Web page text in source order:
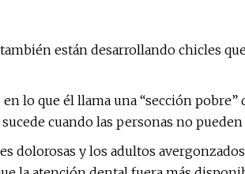
están desarrollando chicles
lo que él llama una “sección pobre”
cuando las personas no
dolorosas y los adultos